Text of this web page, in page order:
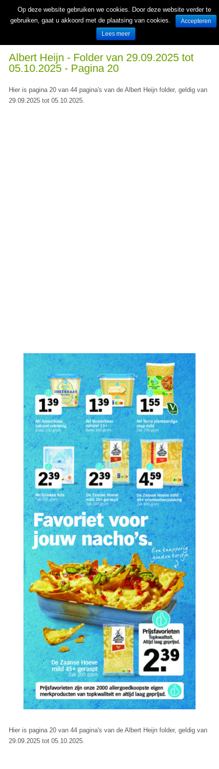
Wekelijks nieuwe folders van Nederlandse supermarkten en winkels
Albert Heijn - Folder van 29.09.2025 tot
05.10.2025 - Pagina 20
Hier is pagina 20 van 44 pagina's van de Albert Heijn folder, geldig van
29.09.2025 tot 05.10.2025.
Hier is pagina 20 van 44 pagina's van de Albert Heijn folder, geldig van
29.09.2025 tot 05.10.2025.
Op deze website gebruiken we cookies. Door deze website verder te
gebruiken, gaat u akkoord met de plaatsing van cookies.
Accepteren
Lees meer